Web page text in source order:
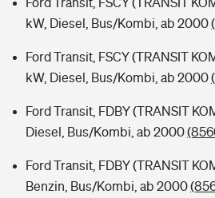
kW, Diesel, Bus/Kombi, ab 2000
Ford Transit, FSCY (TRANSIT
kW, Diesel, Bus/Kombi, ab 2000
Ford Transit, FDBY (TRANSIT
Diesel, Bus/Kombi, ab 2000
Ford Transit, FDBY (TRANSIT
Benzin, Bus/Kombi, ab 2000